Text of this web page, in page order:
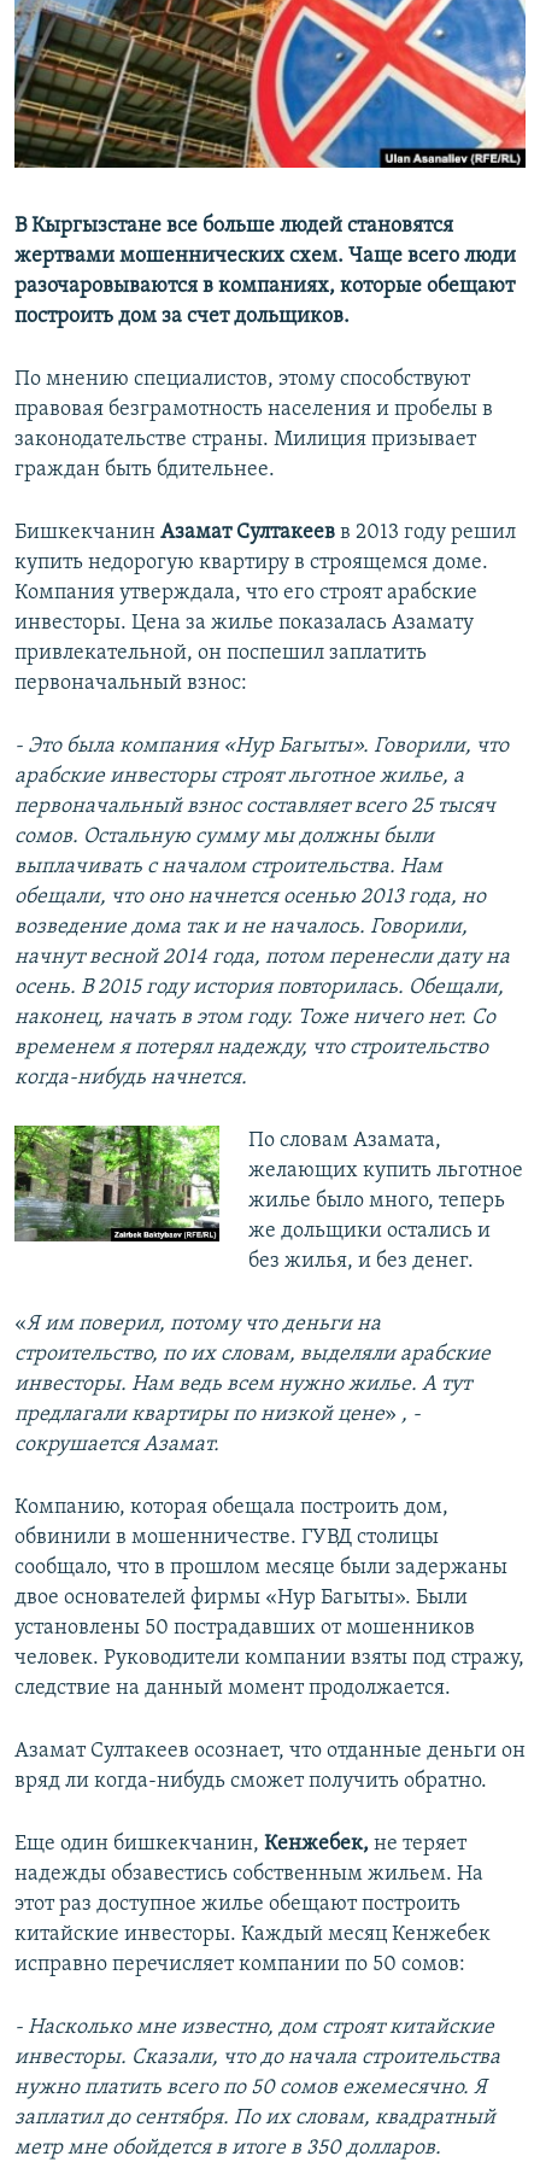
В Кыргызстане все больше людей становятся
жертвами мошеннических схем. Чаще всего люди
разочаровываются в компаниях, которые обещают
построить дом за счет дольщиков.
По мнению специалистов, этому способствуют
правовая безграмотность населения и пробелы в
законодательстве страны. Милиция призывает
граждан быть бдительнее.
Бишкекчанин Азамат Султакеев в 2013 году решил
купить недорогую квартиру в строящемся доме.
Компания утверждала, что его строят арабские
инвесторы. Цена за жилье показалась Азамату
привлекательной, он поспешил заплатить
первоначальный взнос:
- Это была компания «Нур Багыты». Говорили, что
арабские инвесторы строят льготное жилье, а
первоначальный взнос составляет всего 25 тысяч
сомов. Остальную сумму мы должны были
выплачивать с началом строительства. Нам
обещали, что оно начнется осенью 2013 года, но
возведение дома так и не началось. Говорили,
начнут весной 2014 года, потом перенесли дату на
осень. В 2015 году история повторилась. Обещали,
наконец, начать в этом году. Тоже ничего нет. Со
временем я потерял надежду, что строительство
когда-нибудь начнется.
​По словам Азамата,
желающих купить льготное
жилье было много, теперь
же дольщики остались и
без жилья, и без денег.
«Я им поверил, потому что деньги на
строительство, по их словам, выделяли арабские
инвесторы. Нам ведь всем нужно жилье. А тут
предлагали квартиры по низкой цене» , -
сокрушается Азамат.
Компанию, которая обещала построить дом,
обвинили в мошенничестве. ГУВД столицы
сообщало, что в прошлом месяце были задержаны
двое основателей фирмы «Нур Багыты». Были
установлены 50 пострадавших от мошенников
человек. Руководители компании взяты под стражу,
следствие на данный момент продолжается.
Азамат Султакеев осознает, что отданные деньги он
вряд ли когда-нибудь сможет получить обратно.
Еще один бишкекчанин, Кенжебек, не теряет
надежды обзавестись собственным жильем. На
этот раз доступное жилье обещают построить
китайские инвесторы. Каждый месяц Кенжебек
исправно перечисляет компании по 50 сомов:
- Насколько мне известно, дом строят китайские
инвесторы. Сказали, что до начала строительства
нужно платить всего по 50 сомов ежемесячно. Я
заплатил до сентября. По их словам, квадратный
метр мне обойдется в итоге в 350 долларов.